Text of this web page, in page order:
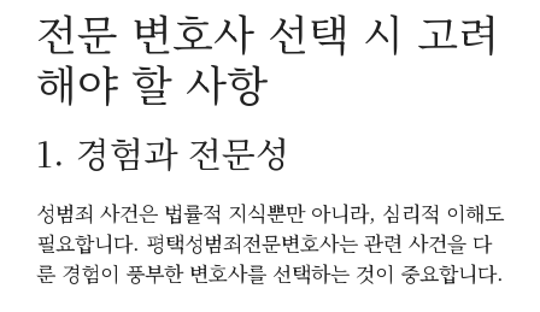
전문 변호사 선택 시 고려
해야 할 사항
1. 경험과 전문성
성범죄 사건은 법률적 지식뿐만 아니라, 심리적 이해도
필요합니다. 평택성범죄전문변호사는 관련 사건을 다
룬 경험이 풍부한 변호사를 선택하는 것이 중요합니다.